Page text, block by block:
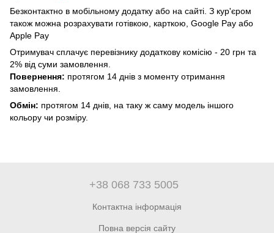
Безконтактно в мобільному додатку або на сайті. З кур'єром
також можна розрахувати готівкою, карткою, Google Pay або
Apple Pay
Отримувач сплачує перевізнику додаткову комісію - 20 грн та
2% від суми замовлення.
Повернення: протягом 14 днів з моменту отримання
замовлення.
Обмін: протягом 14 днів, на таку ж саму модель іншого
кольору чи розміру.
+38 068 733 5005
Контактна інформація
Повна версія сайту